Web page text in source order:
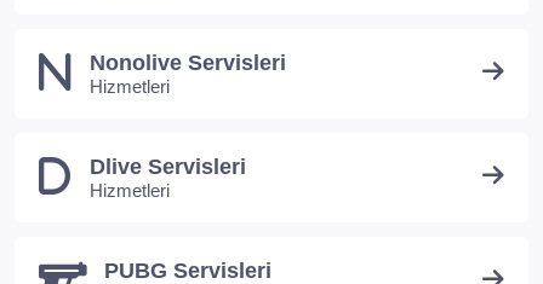
Nonolive Servisleri
Hizmetleri
Dlive Servisleri
Hizmetleri
PUBG Servisleri